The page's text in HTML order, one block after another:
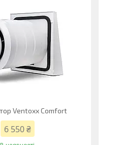
Ventoxx Comfort
6 550 ₴